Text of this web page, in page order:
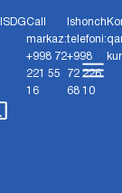
SDGCall
markaz:
+998 72
221 55
16
Ishonch
telefoni:
+998
72 226
68 10